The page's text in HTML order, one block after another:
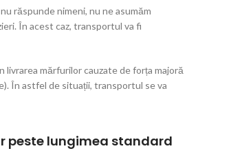
răspunde nimeni, nu ne asumăm
În acest caz, transportul va fi
livrarea mărfurilor cauzate de forța majoră
În astfel de situații, transportul se va
peste lungimea standard